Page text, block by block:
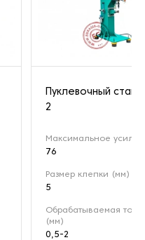
Пуклевочный
2
Максимальное
76
Размер клепки (мм)
5
Обрабатываемая
(мм)
0,5-2